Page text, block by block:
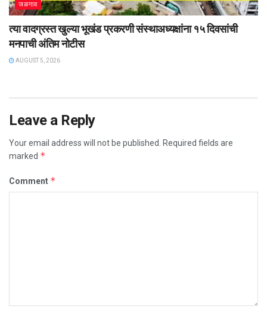
जळगाव
त्या वादग्रस्त खुल्या भूखंड प्रकरणी संस्थाअध्यक्षांना १५ दिवसांची
मनपाची अंतिम नोटीस
AUGUST 5, 2026
Leave a Reply
Your email address will not be published.
Required fields are
marked *
Comment *